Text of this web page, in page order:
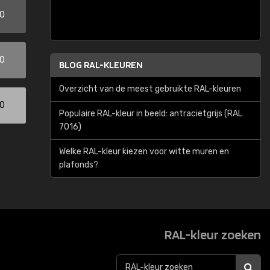
BLOG RAL-KLEUREN
Overzicht van de meest gebruikte RAL-kleuren
Populaire RAL-kleur in beeld: antracietgrijs (RAL
7016)
Welke RAL-kleur kiezen voor witte muren en
plafonds?
RAL-kleur zoeken